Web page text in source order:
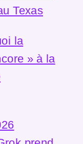
Texas
la
» à la